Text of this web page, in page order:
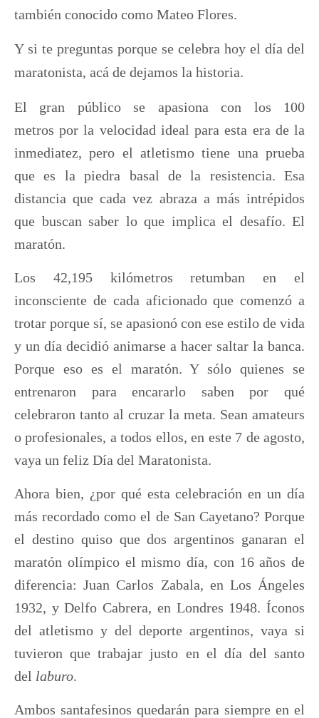
también conocido como Mateo Flores.
Y si te preguntas porque se celebra hoy el día del
maratonista, acá de dejamos la historia.
El gran público se apasiona con los 100
metros por la velocidad ideal para esta era de la
inmediatez, pero el atletismo tiene una prueba
que es la piedra basal de la resistencia. Esa
distancia que cada vez abraza a más intrépidos
que buscan saber lo que implica el desafío. El
maratón.
Los 42,195 kilómetros retumban en el
inconsciente de cada aficionado que comenzó a
trotar porque sí, se apasionó con ese estilo de vida
y un día decidió animarse a hacer saltar la banca.
Porque eso es el maratón. Y sólo quienes se
entrenaron para encararlo saben por qué
celebraron tanto al cruzar la meta. Sean amateurs
o profesionales, a todos ellos, en este 7 de agosto,
vaya un feliz Día del Maratonista.
Ahora bien, ¿por qué esta celebración en un día
más recordado como el de San Cayetano? Porque
el destino quiso que dos argentinos ganaran el
maratón olímpico el mismo día, con 16 años de
diferencia: Juan Carlos Zabala, en Los Ángeles
1932, y Delfo Cabrera, en Londres 1948. Íconos
del atletismo y del deporte argentinos, vaya si
tuvieron que trabajar justo en el día del santo
del laburo.
Ambos santafesinos quedarán para siempre en el